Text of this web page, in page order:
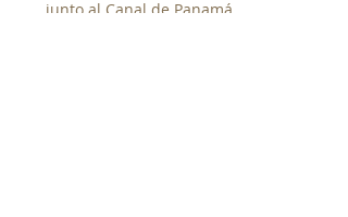
junto al Canal de Panamá